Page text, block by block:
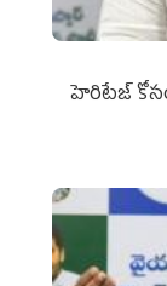
హెరిటేజ్